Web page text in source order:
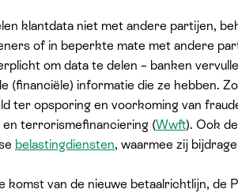
klantdata niet met andere partijen,
of in beperkte mate met andere
om data te delen – banken
(financiële) informatie die ze hebben.
ter opsporing en voorkoming van
en terrorismefinanciering (Wwft). Ook
belastingdiensten, waarmee zij
komst van de nieuwe betaalrichtlijn, de